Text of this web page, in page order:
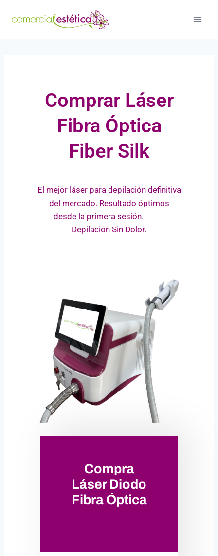
Comprar Láser
Fibra Óptica
Fiber Silk
El mejor láser para depilación definitiva
del mercado. Resultado óptimos
desde la primera sesión.
Depilación Sin Dolor.
Compra
Láser Diodo
Fibra Óptica